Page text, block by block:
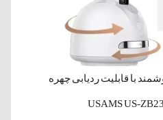
با قابلیت ردیابی چهره